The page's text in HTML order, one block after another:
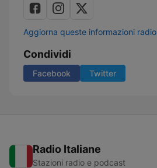
Aggiorna queste informazioni radio
Condividi
Facebook Twitter
Radio Italiane
Stazioni radio e podcast